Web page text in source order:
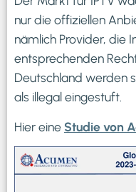
nur die offiziellen
nämlich Provider, die
entsprechenden
Deutschland werden
als illegal eingestuft.
Hier eine Studie von